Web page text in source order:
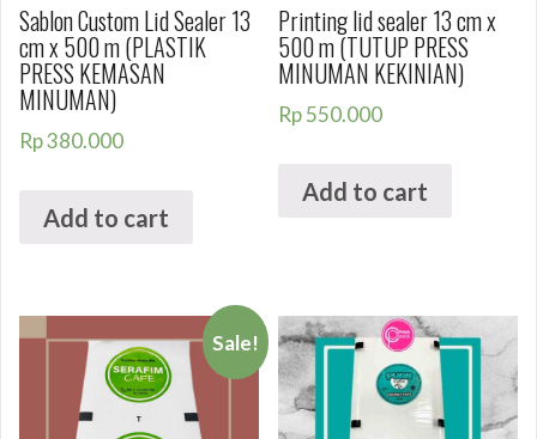
Sablon Custom Lid Sealer 13
cm x 500 m (PLASTIK
PRESS KEMASAN
MINUMAN)
Rp380.000
Add to cart
Printing lid sealer 13 cm x
500 m (TUTUP PRESS
MINUMAN KEKINIAN)
Rp550.000
Add to cart
Sale!